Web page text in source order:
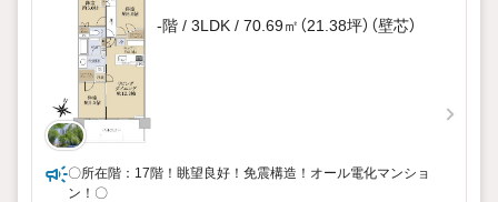
-階 / 3LDK / 70.69㎡（21.38坪）（壁芯）
〇所在階：17階！眺望良好！免震構造！オール電化マンショ
ン！〇